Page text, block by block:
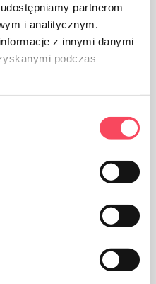
partnerom
i analitycznym.
z innymi danymi
podczas
PP anses (ved siden
plasten for helsen vår